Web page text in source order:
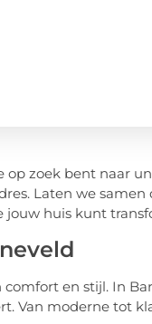
zoek bent naar
Laten we samen
huis kunt
en stijl. In
Van moderne tot